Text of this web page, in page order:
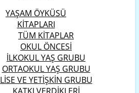
YAŞAM ÖYKÜSÜ
KİTAPLARI
TÜM KİTAPLAR
OKUL ÖNCESİ
İLKOKUL YAŞ GRUBU
ORTAOKUL YAŞ GRUBU
LİSE VE YETİŞKİN GRUBU